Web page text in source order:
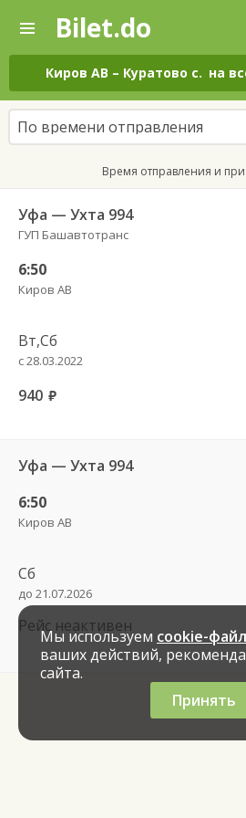
—
Поиск
и
покупка
билетов
на
автобус
онлайн
Bilet.do
Киров АВ – Куратово с. на
По времени отправления
Время отправления и
Уфа — Ухта 994
ГУП Башавтотранс
6:50
Киров АВ
Вт,Сб
с 28.03.2022
940 руб.
Уфа — Ухта 994
6:50
Киров АВ
Сб
до 21.07.2026
Рейс неактивен
Мы используем cookie-
ваших действий,
сайта.
Принять